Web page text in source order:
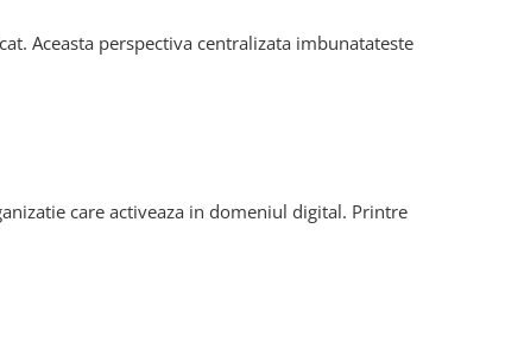
Aceasta perspectiva centralizata imbunatateste
care activeaza in domeniul digital. Printre